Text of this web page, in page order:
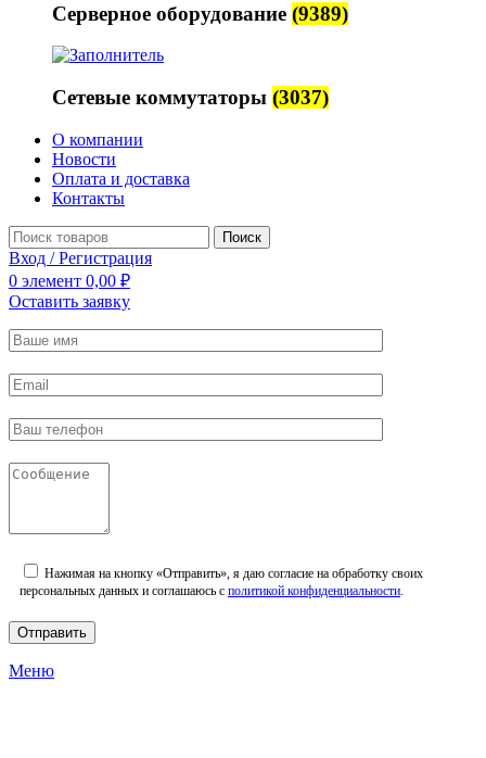
Серверное оборудование (9389)
Сетевые коммутаторы (3037)
О компании
Новости
Оплата и доставка
Контакты
Поиск
Вход / Регистрация
0 элемент 0,00 ₽
Оставить заявку
Нажимая на кнопку «Отправить», я даю согласие на обработку своих
персональных данных и соглашаюсь с политикой конфиденциальности
Меню